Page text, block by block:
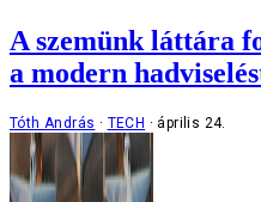
A szemünk láttára
a modern
Tóth András TECH április 24.